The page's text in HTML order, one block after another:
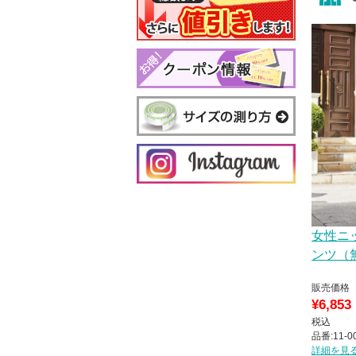
女性ニ
ンツ（
販売価格
¥6,853
税込
品番:11-
詳細を見